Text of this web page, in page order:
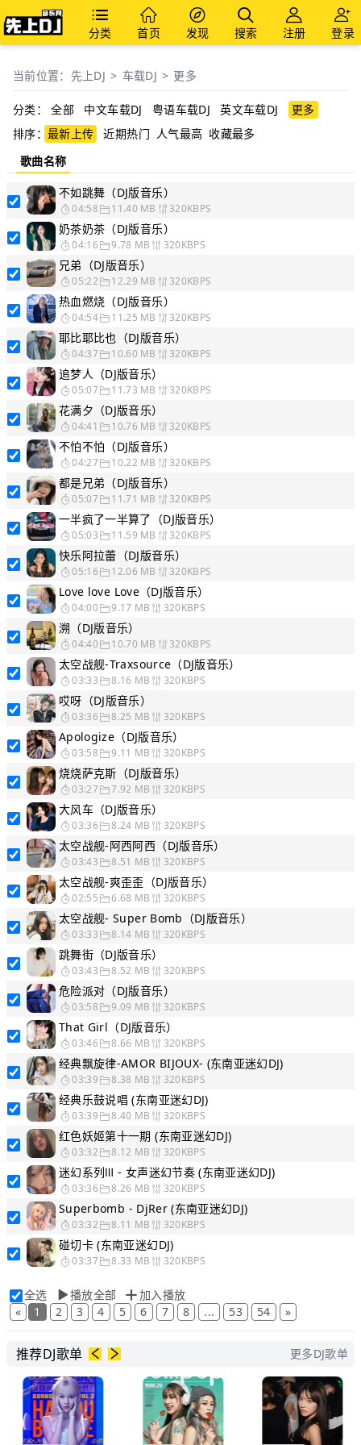
分类 首页 发现 搜索 注册 登录
当前位置： 先上DJ > 车载DJ > 更多
分类： 全部 中文车载DJ 粤语车载DJ 英文车载DJ
更多
排序：最新上传 近期热门 人气最高 收藏最多
歌曲名称
不如跳舞（DJ版音乐）
04:58 11.40 MB 320KBPS
奶茶奶茶（DJ版音乐）
04:16 9.78 MB 320KBPS
兄弟（DJ版音乐）
05:22 12.29 MB 320KBPS
热血燃烧（DJ版音乐）
04:54 11.25 MB 320KBPS
耶比耶比也（DJ版音乐）
04:37 10.60 MB 320KBPS
追梦人（DJ版音乐）
05:07 11.73 MB 320KBPS
花满夕（DJ版音乐）
04:41 10.76 MB 320KBPS
不怕不怕（DJ版音乐）
04:27 10.22 MB 320KBPS
都是兄弟（DJ版音乐）
05:07 11.71 MB 320KBPS
一半疯了一半算了（DJ版音乐）
05:03 11.59 MB 320KBPS
快乐阿拉蕾（DJ版音乐）
05:16 12.06 MB 320KBPS
Love love Love（DJ版音乐）
04:00 9.17 MB 320KBPS
溯（DJ版音乐）
04:40 10.70 MB 320KBPS
太空战舰-Traxsource（DJ版音乐）
03:33 8.16 MB 320KBPS
哎呀（DJ版音乐）
03:36 8.25 MB 320KBPS
Apologize（DJ版音乐）
03:58 9.11 MB 320KBPS
烧烧萨克斯（DJ版音乐）
03:27 7.92 MB 320KBPS
大风车（DJ版音乐）
03:36 8.24 MB 320KBPS
太空战舰-阿西阿西（DJ版音乐）
03:43 8.51 MB 320KBPS
太空战舰-爽歪歪（DJ版音乐）
02:55 6.68 MB 320KBPS
太空战舰- Super Bomb（DJ版音乐）
03:33 8.14 MB 320KBPS
跳舞街（DJ版音乐）
03:43 8.52 MB 320KBPS
危险派对（DJ版音乐）
03:58 9.09 MB 320KBPS
That Girl（DJ版音乐）
03:46 8.66 MB 320KBPS
经典飘旋律-AMOR BIJOUX- (东南亚迷幻DJ)
03:39 8.38 MB 320KBPS
经典乐鼓说唱 (东南亚迷幻DJ)
03:39 8.40 MB 320KBPS
红色妖姬第十一期 (东南亚迷幻DJ)
03:32 8.12 MB 320KBPS
迷幻系列Ⅲ - 女声迷幻节奏 (东南亚迷幻DJ)
03:36 8.26 MB 320KBPS
Superbomb - DjRer (东南亚迷幻DJ)
03:32 8.11 MB 320KBPS
碰切卡 (东南亚迷幻DJ)
03:37 8.33 MB 320KBPS
全选 播放全部
加入播放
«
1 2 3 4 5 6 7 8 ... 53 54 »
推荐DJ歌单 更多DJ歌单